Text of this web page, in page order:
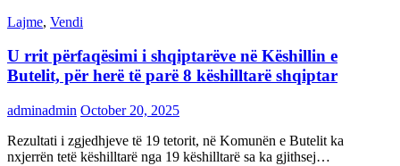
Lajme, Vendi
U rrit përfaqësimi i shqiptarëve në Këshillin e
Butelit, për herë të parë 8 këshilltarë shqiptar
adminadmin October 20, 2025
Rezultati i zgjedhjeve të 19 tetorit, në Komunën e Butelit ka
nxjerrën tetë këshilltarë nga 19 këshilltarë sa ka gjithsej…